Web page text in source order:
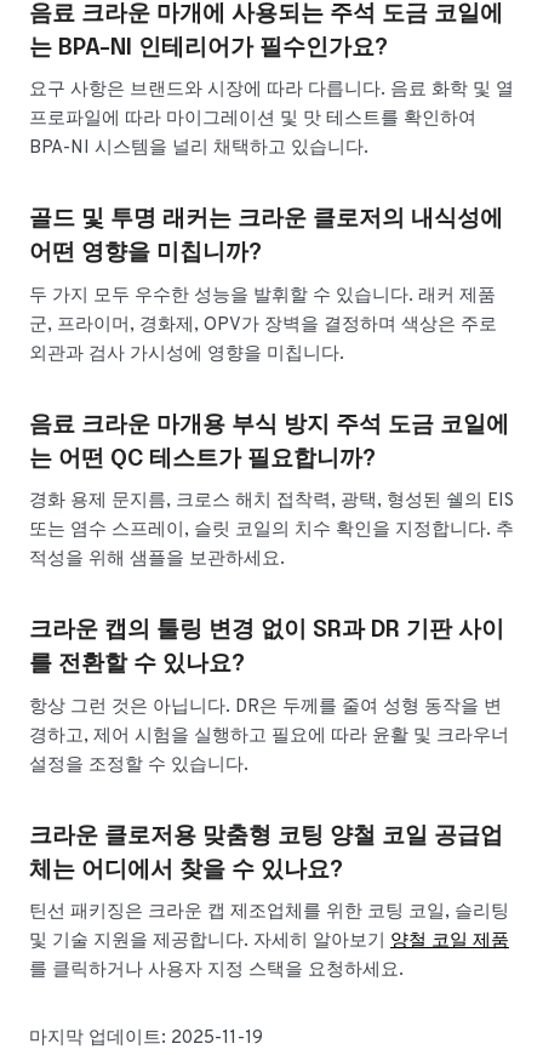
음료 크라운 마개에 사용되는 주석 도금 코일에
는 BPA-NI 인테리어가 필수인가요?
요구 사항은 브랜드와 시장에 따라 다릅니다. 음료 화학 및 열
프로파일에 따라 마이그레이션 및 맛 테스트를 확인하여
BPA-NI 시스템을 널리 채택하고 있습니다.
골드 및 투명 래커는 크라운 클로저의 내식성에
어떤 영향을 미칩니까?
두 가지 모두 우수한 성능을 발휘할 수 있습니다. 래커 제품
군, 프라이머, 경화제, OPV가 장벽을 결정하며 색상은 주로
외관과 검사 가시성에 영향을 미칩니다.
음료 크라운 마개용 부식 방지 주석 도금 코일에
는 어떤 QC 테스트가 필요합니까?
경화 용제 문지름, 크로스 해치 접착력, 광택, 형성된 쉘의 EIS
또는 염수 스프레이, 슬릿 코일의 치수 확인을 지정합니다. 추
적성을 위해 샘플을 보관하세요.
크라운 캡의 툴링 변경 없이 SR과 DR 기판 사이
를 전환할 수 있나요?
항상 그런 것은 아닙니다. DR은 두께를 줄여 성형 동작을 변
경하고, 제어 시험을 실행하고 필요에 따라 윤활 및 크라우너
설정을 조정할 수 있습니다.
크라운 클로저용 맞춤형 코팅 양철 코일 공급업
체는 어디에서 찾을 수 있나요?
틴선 패키징은 크라운 캡 제조업체를 위한 코팅 코일, 슬리팅
및 기술 지원을 제공합니다. 자세히 알아보기 양철 코일 제품
를 클릭하거나 사용자 지정 스택을 요청하세요.
마지막 업데이트: 2025-11-19